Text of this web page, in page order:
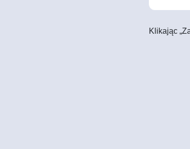
Klikając